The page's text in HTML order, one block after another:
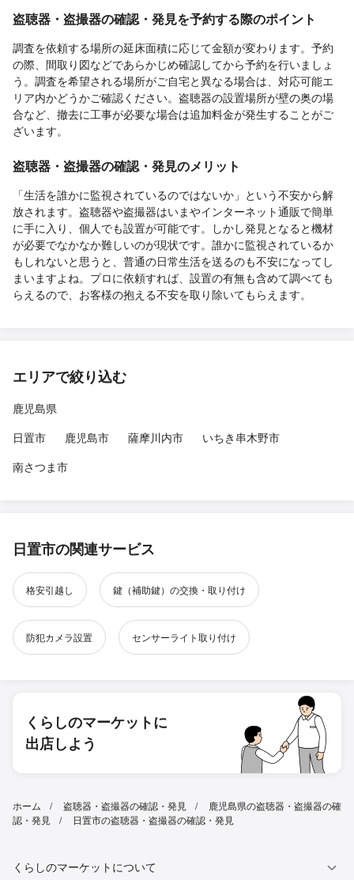
盗聴器・盗撮器の確認・発見を予約する際のポイント
調査を依頼する場所の延床面積に応じて金額が変わります。予約
の際、間取り図などであらかじめ確認してから予約を行いましょ
う。調査を希望される場所がご自宅と異なる場合は、対応可能エ
リア内かどうかご確認ください。盗聴器の設置場所が壁の奥の場
合など、撤去に工事が必要な場合は追加料金が発生することがご
ざいます。
盗聴器・盗撮器の確認・発見のメリット
「生活を誰かに監視されているのではないか」という不安から解
放されます。盗聴器や盗撮器はいまやインターネット通販で簡単
に手に入り、個人でも設置が可能です。しかし発見となると機材
が必要でなかなか難しいのが現状です。誰かに監視されているか
もしれないと思うと、普通の日常生活を送るのも不安になってし
まいますよね。プロに依頼すれば、設置の有無も含めて調べても
らえるので、お客様の抱える不安を取り除いてもらえます。
エリアで絞り込む
鹿児島県
日置市
鹿児島市 薩摩川内市
いちき串木野市
南さつま市
日置市の関連サービス
格安引越し 鍵（補助鍵）の交換・取り付け
防犯カメラ設置 センサーライト取り付け
くらしのマーケットに
出店しよう
ホーム 盗聴器・盗撮器の確認・発見
鹿児島県の盗聴器・盗撮器の確
認・発見
日置市の盗聴器・盗撮器の確認・発見
くらしのマーケットについて